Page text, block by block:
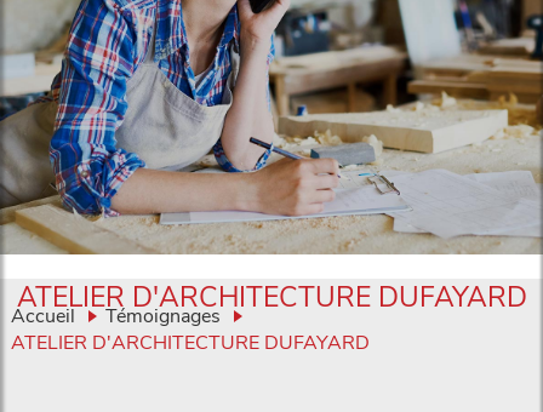
Accueil
Témoignages
ATELIER D'ARCHITECTURE DUFAYARD
ATELIER D'ARCHITECTURE DUFAYARD